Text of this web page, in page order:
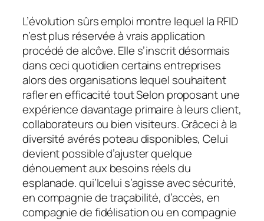
L’évolution sûrs emploi montre lequel la RFID
n’est plus réservée à vrais application
procédé de alcôve. Elle s’inscrit désormais
dans ceci quotidien certains entreprises
alors des organisations lequel souhaitent
rafler en efficacité tout Selon proposant une
expérience davantage primaire à leurs client,
collaborateurs ou bien visiteurs. Grâceci à la
diversité avérés poteau disponibles, Celui
devient possible d’ajuster quelque
dénouement aux besoins réels du
esplanade. qui’Icelui s’agisse avec sécurité,
en compagnie de traçabilité, d’accès, en
compagnie de fidélisation ou en compagnie